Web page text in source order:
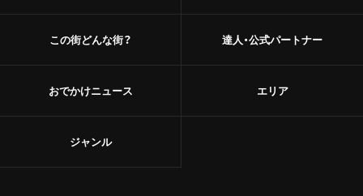
この街どんな街？
おでかけニュース
達人・公式パートナー
エリア
ジャンル